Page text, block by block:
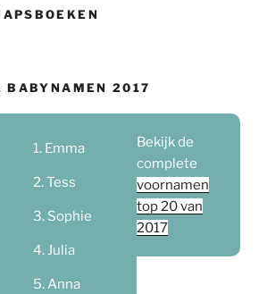
BABYNAMEN 2017
Emma
Tess
Sophie
Julia
Anna
Bekijk de
complete
voornamen
top 20 van
2017